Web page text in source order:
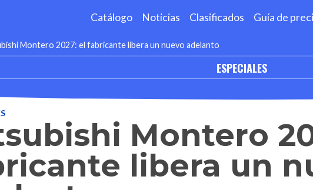
Catálogo Noticias Clasificados Guía de
Montero 2027: el fabricante libera un nuevo adelanto
ESPECIALES
Montero
libera un